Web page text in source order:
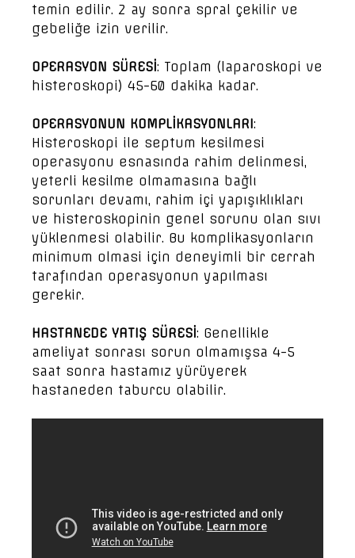
temin edilir. 2 ay sonra spral çekilir ve
gebeliğe izin verilir.
OPERASYON SÜRESİ: Toplam (laparoskopi ve
histeroskopi) 45-60 dakika kadar.
OPERASYONUN KOMPLİKASYONLARI:
Histeroskopi ile septum kesilmesi
operasyonu esnasında rahim delinmesi,
yeterli kesilme olmamasına bağlı
sorunları devamı, rahim içi yapışıklıkları
ve histeroskopinin genel sorunu olan sıvı
yüklenmesi olabilir. Bu komplikasyonların
minimum olmasi için deneyimli bir cerrah
tarafından operasyonun yapılması
gerekir.
HASTANEDE YATIŞ SÜRESİ: Genellikle
ameliyat sonrası sorun olmamışsa 4-5
saat sonra hastamız yürüyerek
hastaneden taburcu olabilir.